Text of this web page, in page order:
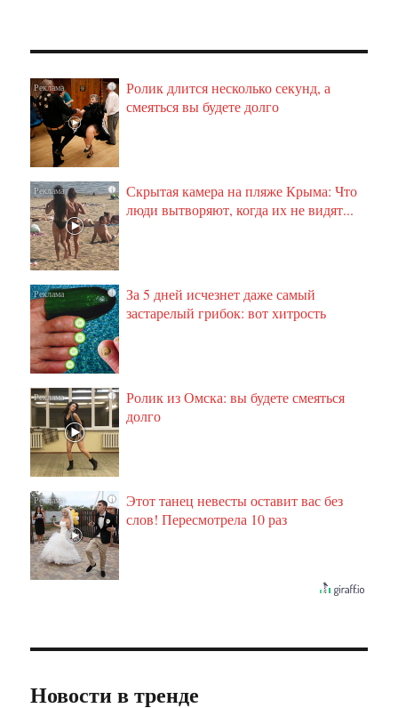
i
Ролик длится несколько секунд, а
смеяться вы будете долго
i
Скрытая камера на пляже Крыма: Что
люди вытворяют, когда их не видят...
i
За 5 дней исчезнет даже самый
застарелый грибок: вот хитрость
i
Ролик из Омска: вы будете смеяться
долго
i
Этот танец невесты оставит вас без
слов! Пересмотрела 10 раз
Новости в тренде